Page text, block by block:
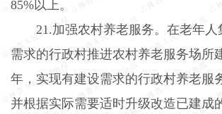
85%以上。
21.加强农村养老服务。在老年人
需求的行政村推进农村养老服务场所
年，实现有建设需求的行政村养老服
并根据实际需要适时升级改造已建成